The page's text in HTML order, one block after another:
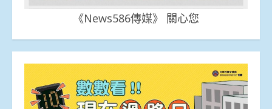
《News586傳媒》 關心您